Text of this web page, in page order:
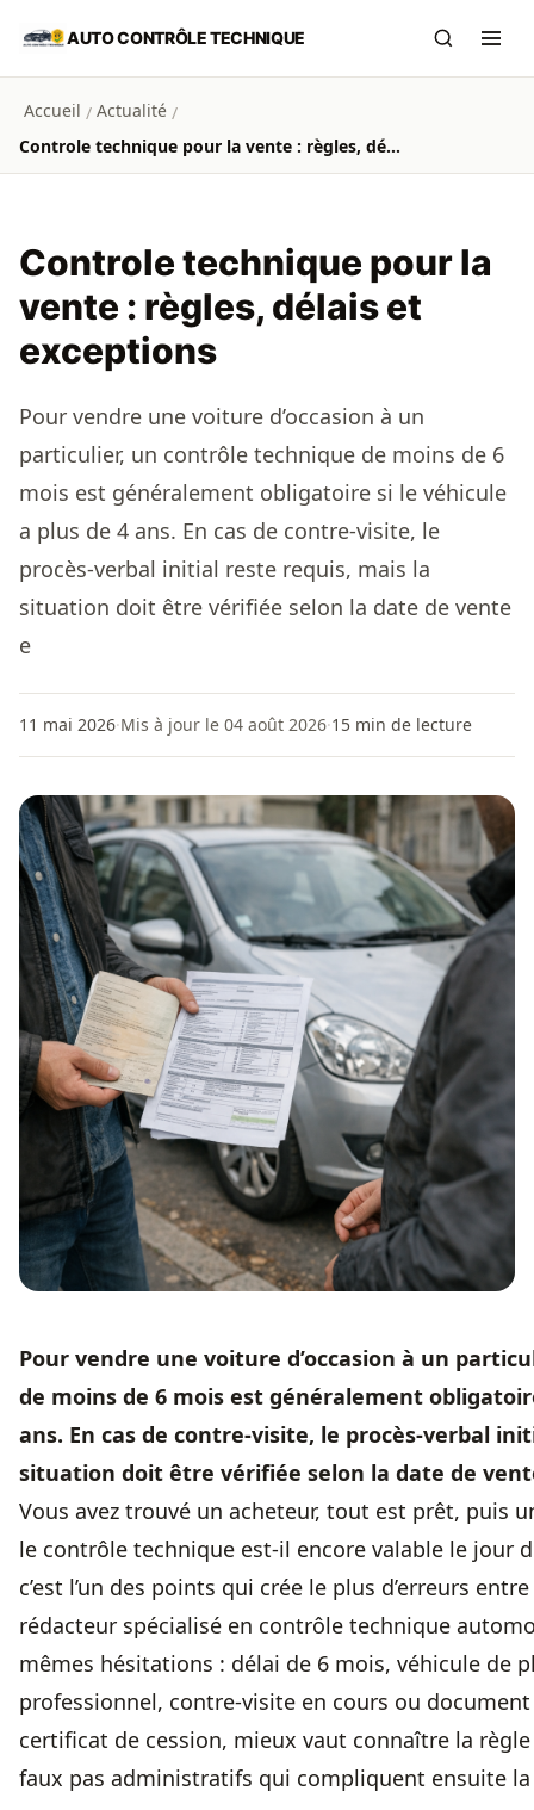
Aller au contenu principal
AUTO CONTRÔLE TECHNIQUE
Accueil / Actualité /
Controle technique pour la vente : règles, délais et exceptions
Controle technique pour la
vente : règles, délais et
exceptions
Pour vendre une voiture d’occasion à un
particulier, un contrôle technique de moins de 6
mois est généralement obligatoire si le véhicule
a plus de 4 ans. En cas de contre-visite, le
procès-verbal initial reste requis, mais la
situation doit être vérifiée selon la date de vente
e
11 mai 2026·Mis à jour le 04 août 2026·15 min de lecture
Pour vendre une voiture d’occasion à un
de moins de 6 mois est généralement
ans. En cas de contre-visite, le procès-verbal
situation doit être vérifiée selon la date de
Vous avez trouvé un acheteur, tout est prêt, puis
le contrôle technique est-il encore valable le jour
c’est l’un des points qui crée le plus d’erreurs
rédacteur spécialisé en contrôle technique
mêmes hésitations : délai de 6 mois, véhicule de
professionnel, contre-visite en cours ou
certificat de cession, mieux vaut connaître la
faux pas administratifs qui compliquent ensuite la